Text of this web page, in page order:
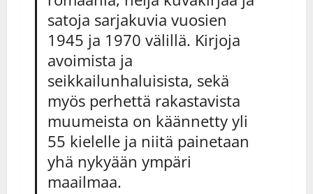
satoja sarjakuvia vuosien
1945 ja 1970 välillä. Kirjoja
avoimista ja
seikkailunhaluisista, sekä
myös perhettä rakastavista
muumeista on käännetty yli
55 kielelle ja niitä painetaan
yhä nykyään ympäri
maailmaa.